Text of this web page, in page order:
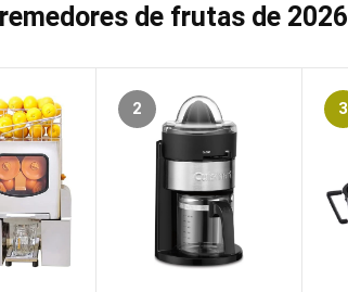
de frutas de 2026
2 3